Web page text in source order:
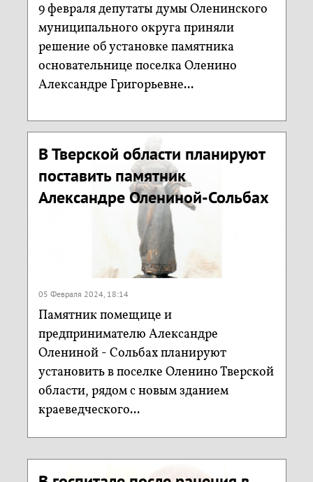
9 февраля депутаты думы Оленинского
муниципального округа приняли
решение об установке памятника
основательнице поселка Оленино
Александре Григорьевне...
В Тверской области планируют
поставить памятник
Александре Олениной-Сольбах
05 Февраля 2024, 18:14
Памятник помещице и
предпринимателю Александре
Олениной - Сольбах планируют
установить в поселке Оленино Тверской
области, рядом с новым зданием
краеведческого...